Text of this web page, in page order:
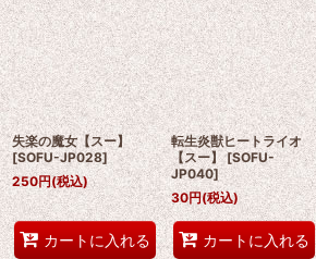
失楽の魔女【スー】
[SOFU-JP028]
250円(税込)
カートに入れる
転生炎獣ヒートライオ
【スー】 [SOFU-
JP040]
30円(税込)
カートに入れる